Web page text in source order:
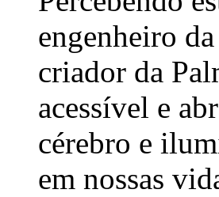
engenheiro
criador da
acessível e
cérebro e
em nossas